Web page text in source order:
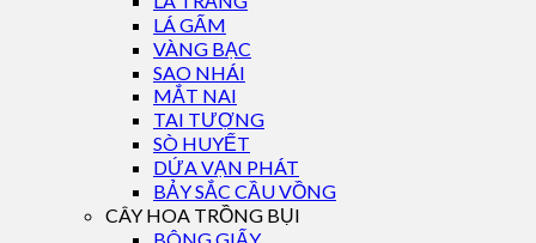
LÁ GẤM
VÀNG BẠC
SAO NHÁI
MẮT NAI
TAI TƯỢNG
SÒ HUYẾT
DỨA VẠN PHÁT
BẢY SẮC CẦU VỒNG
CÂY HOA TRỒNG BỤI
BÔNG GIẤY